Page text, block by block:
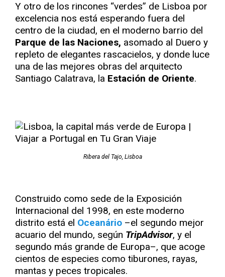
Y otro de los rincones “verdes” de Lisboa por
excelencia nos está esperando fuera del
centro de la ciudad, en el moderno barrio del
Parque de las Naciones, asomado al Duero y
repleto de elegantes rascacielos, y donde luce
una de las mejores obras del arquitecto
Santiago Calatrava, la Estación de Oriente.
Ribera del Tajo, Lisboa
Construido como sede de la Exposición
Internacional del 1998, en este moderno
distrito está el Oceanário –el segundo mejor
acuario del mundo, según TripAdvisor, y el
segundo más grande de Europa–, que acoge
cientos de especies como tiburones, rayas,
mantas y peces tropicales.